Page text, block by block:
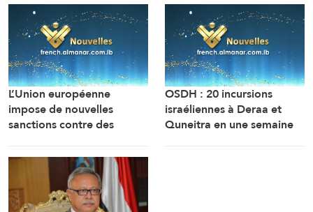
L’Union européenne
impose de nouvelles
sanctions contre des
industries militaires russes.
OSDH : 20 incursions
israéliennes à Deraa et
Quneitra en une semaine